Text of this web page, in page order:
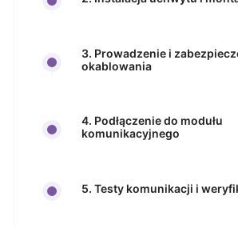
3. Prowadzenie i
okablowania
4. Podłączenie do modułu
komunikacyjnego
5. Testy komunikacji i